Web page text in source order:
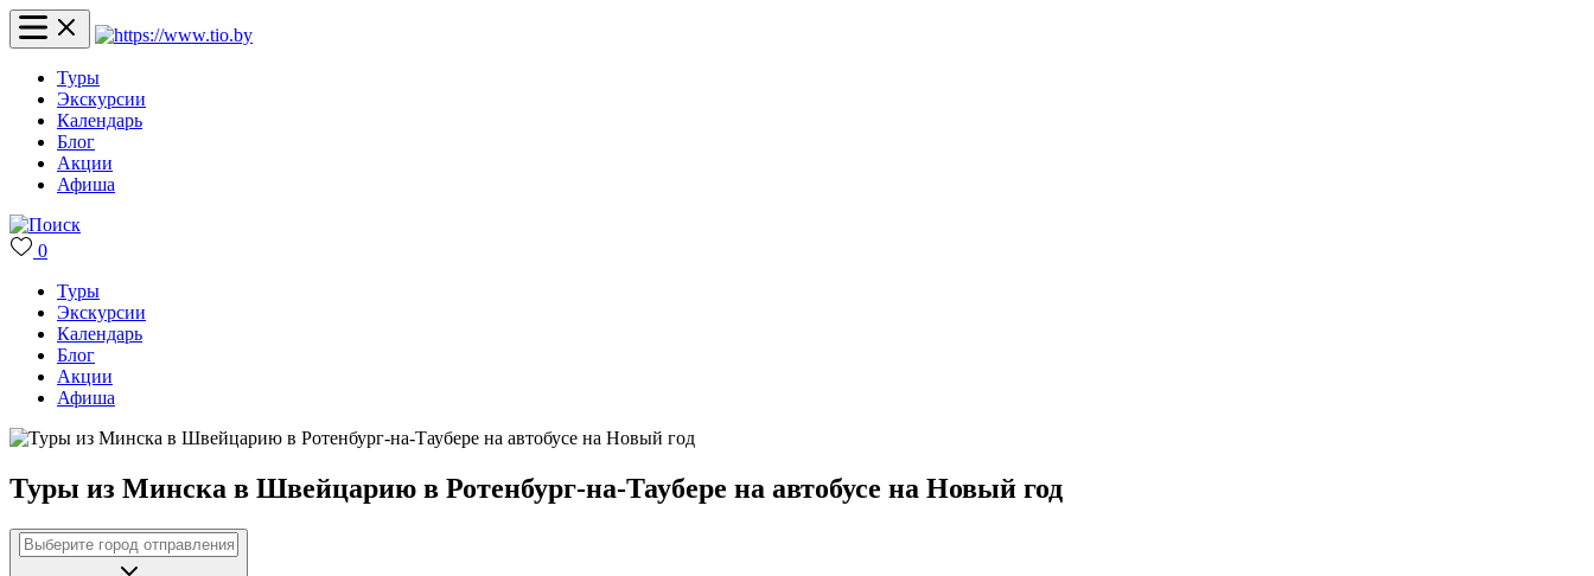
Туры
Экскурсии
Календарь
Блог
Акции
Афиша
0
Туры
Экскурсии
Календарь
Блог
Акции
Афиша
Туры из Минска в Швейцарию в Ротенбург-на-Таубере на автобусе на Новый год